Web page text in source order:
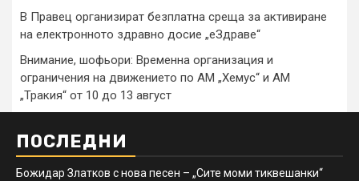
В Правец организират безплатна среща за активиране
на електронното здравно досие „еЗдраве“
Внимание, шофьори: Временна организация и
ограничения на движението по АМ „Хемус“ и АМ
„Тракия“ от 10 до 13 август
ПОСЛЕДНИ
Божидар Златков с нова песен – „Сите моми тиквешанки“